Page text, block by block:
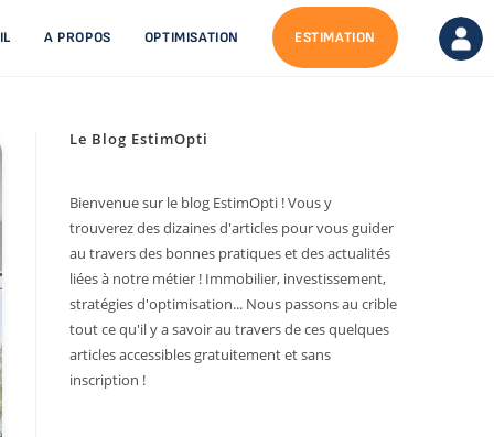
A PROPOS OPTIMISATION ESTIMATION
Le Blog EstimOpti
Bienvenue sur le blog EstimOpti ! Vous y
trouverez des dizaines d'articles pour vous guider
au travers des bonnes pratiques et des actualités
liées à notre métier ! Immobilier, investissement,
stratégies d'optimisation... Nous passons au crible
tout ce qu'il y a savoir au travers de ces quelques
articles accessibles gratuitement et sans
inscription !